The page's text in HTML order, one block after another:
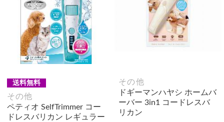
送料無料
その他
ペティオ SelfTrimmer コー
ドレスバリカン レギュラー
その他
ドギーマンハヤシ ホームバ
ーバー 3in1 コードレスバ
リカン